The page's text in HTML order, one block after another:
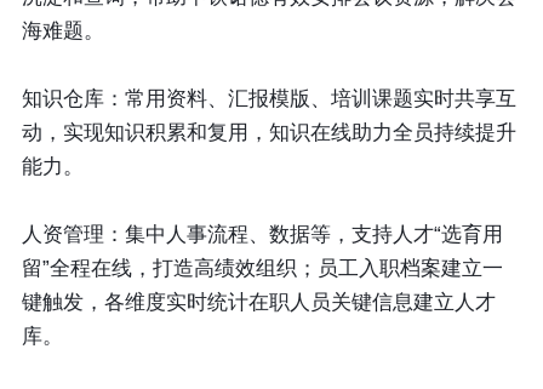
海难题。
知识仓库： 常用资料、汇报模版、培训课题实时共享互
动，实现知识积累和复用，知识在线助力全员持续提升
能力。
人资管理： 集中人事流程、数据等，支持人才“选育用
留”全程在线，打造高绩效组织；员工入职档案建立一
键触发，各维度实时统计在职人员关键信息建立人才
库。